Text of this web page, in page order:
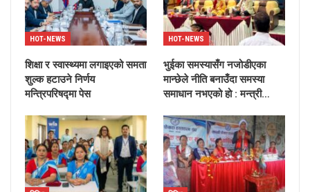
HOT-NEWS
शिक्षा र स्वास्थ्यमा लगाइएको समता
शुल्क हटाउने निर्णय
मन्त्रिपरिषद्मा पेस
HOT-NEWS
भुईका समस्यासँग नजोडीएका
मान्छेले नीति बनाउँदा समस्या
समाधान नभएको हो : मन्त्री…